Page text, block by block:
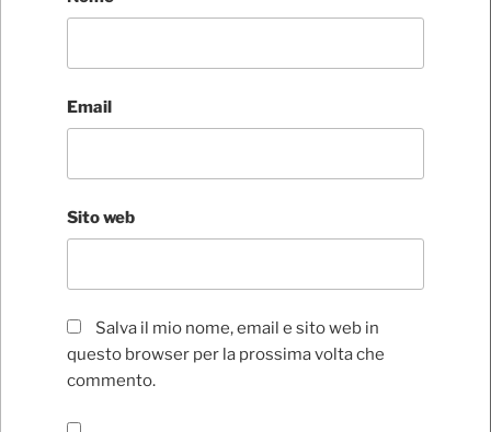
Email
Sito web
Salva il mio nome, email e sito web in
questo browser per la prossima volta che
commento.